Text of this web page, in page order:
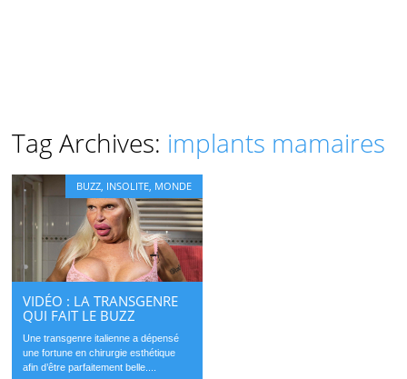
Tag Archives: implants mamaires
BUZZ INSOLITE MONDE
VIDÉO : LA TRANSGENRE
QUI FAIT LE BUZZ
Une transgenre italienne a dépensé
une fortune en chirurgie esthétique
afin d’être parfaitement belle....